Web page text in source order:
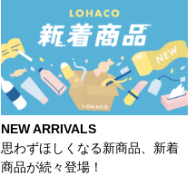
NEW ARRIVALS
思わずほしくなる新商品、新着
商品が続々登場！